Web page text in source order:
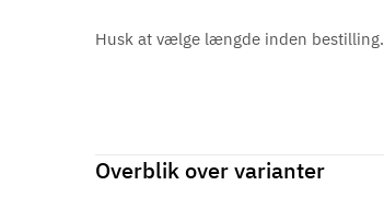
Husk at vælge længde inden bestilling.
Overblik over varianter